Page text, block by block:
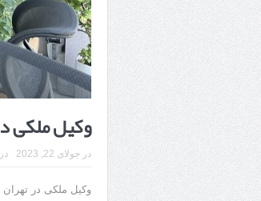
وکیل ملکی
در جولای 22, 2023
وکیل ملکی در تهران